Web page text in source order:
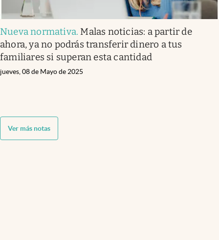
Nueva normativa. Malas noticias: a partir de
ahora, ya no podrás transferir dinero a tus
familiares si superan esta cantidad
jueves, 08 de Mayo de 2025
Ver más notas